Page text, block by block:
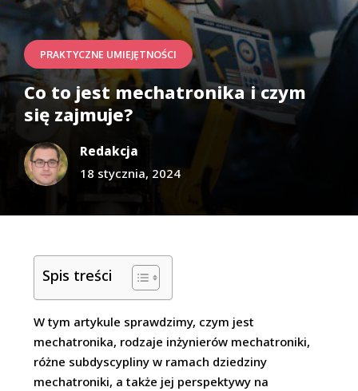
PRAKTYCZNE UMIEJĘTNOŚCI
Co to jest mechatronika i czym
się zajmuje?
Redakcja
18 stycznia, 2024
Spis treści
W tym artykule sprawdzimy, czym jest
mechatronika, rodzaje inżynierów mechatroniki,
różne subdyscypliny w ramach dziedziny
mechatroniki, a także jej perspektywy na